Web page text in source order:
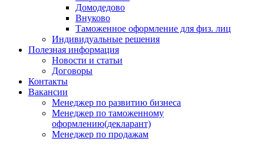
Домодедово
Внуково
Таможенное оформление для физ. лиц
Индивидуальные решения
Полезная информация
Новости и статьи
Договоры
Контакты
Вакансии
Менеджер по развитию бизнеса
Менеджер по таможенному
оформлению(декларант)
Менеджер по продажам